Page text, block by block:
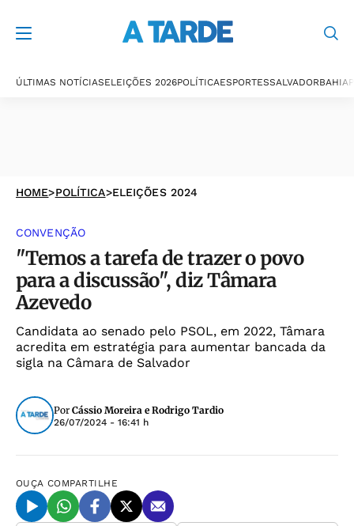
ÚLTIMAS NOTÍCIASELEIÇÕES 2026POLÍTICAESPORTESSALVADORBAHIA
HOME>POLÍTICA>ELEIÇÕES 2024
CONVENÇÃO
"Temos a tarefa de trazer o povo
para a discussão", diz Tâmara
Azevedo
Candidata ao senado pelo PSOL, em 2022, Tâmara
acredita em estratégia para aumentar bancada da
sigla na Câmara de Salvador
Por Cássio Moreira e Rodrigo Tardio
26/07/2024 - 16:41 h
OUÇA COMPARTILHE